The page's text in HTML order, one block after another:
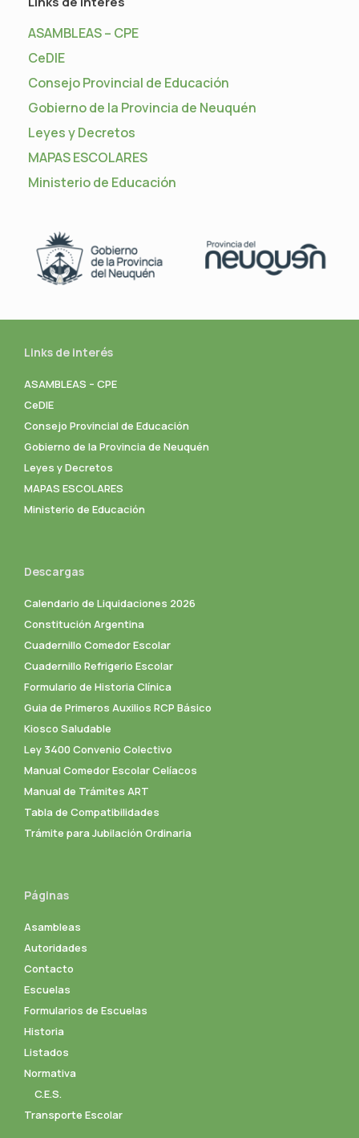
ASAMBLEAS – CPE
CeDIE
Consejo Provincial de Educación
Gobierno de la Provincia de Neuquén
Leyes y Decretos
MAPAS ESCOLARES
Ministerio de Educación
Links de interés
ASAMBLEAS – CPE
CeDIE
Consejo Provincial de Educación
Gobierno de la Provincia de Neuquén
Leyes y Decretos
MAPAS ESCOLARES
Ministerio de Educación
Descargas
Calendario de Liquidaciones 2026
Constitución Argentina
Cuadernillo Comedor Escolar
Cuadernillo Refrigerio Escolar
Formulario de Historia Clínica
Guia de Primeros Auxilios RCP Básico
Kiosco Saludable
Ley 3400 Convenio Colectivo
Manual Comedor Escolar Celíacos
Manual de Trámites ART
Tabla de Compatibilidades
Trámite para Jubilación Ordinaria
Páginas
Asambleas
Autoridades
Contacto
Escuelas
Formularios de Escuelas
Historia
Listados
Normativa
C.E.S.
Transporte Escolar